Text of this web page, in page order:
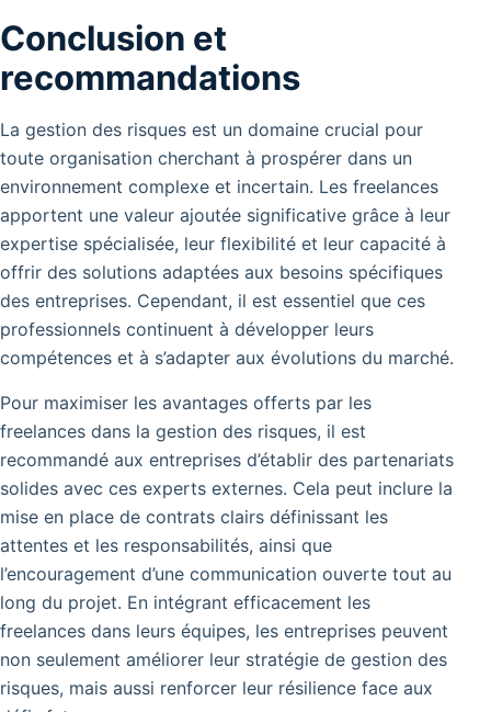
Conclusion et
recommandations
La gestion des risques est un domaine crucial pour
toute organisation cherchant à prospérer dans un
environnement complexe et incertain. Les freelances
apportent une valeur ajoutée significative grâce à leur
expertise spécialisée, leur flexibilité et leur capacité à
offrir des solutions adaptées aux besoins spécifiques
des entreprises. Cependant, il est essentiel que ces
professionnels continuent à développer leurs
compétences et à s’adapter aux évolutions du marché.
Pour maximiser les avantages offerts par les
freelances dans la gestion des risques, il est
recommandé aux entreprises d’établir des partenariats
solides avec ces experts externes. Cela peut inclure la
mise en place de contrats clairs définissant les
attentes et les responsabilités, ainsi que
l’encouragement d’une communication ouverte tout au
long du projet. En intégrant efficacement les
freelances dans leurs équipes, les entreprises peuvent
non seulement améliorer leur stratégie de gestion des
risques, mais aussi renforcer leur résilience face aux